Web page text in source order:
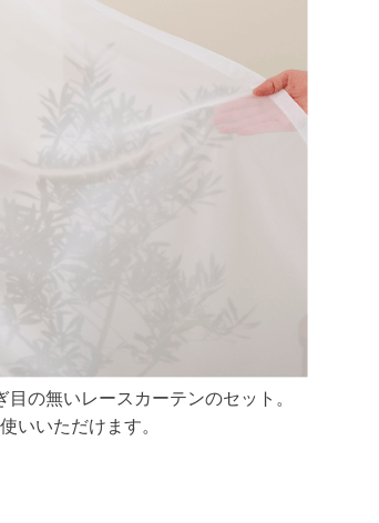
の無いレースカーテンのセット。
いいただけます。